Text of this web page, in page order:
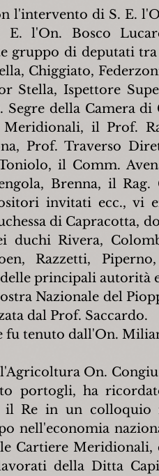
l'intervento di S. E.
E. l'On. Bosco
gruppo di deputati
Chiggiato,
Stella, Ispettore
della Camera
il Prof.
Prof. Traverso
il Comm.
Brenna, il
invitati ecc., vi
di Capracotta,
duchi Rivera,
Razzetti,
principali autorità
Nazionale del
dal Prof. Saccardo.
fu tenuto dall'On.
On.
portogli, ha
Re in un colloquio
nell'economia
Cartiere
della Ditta